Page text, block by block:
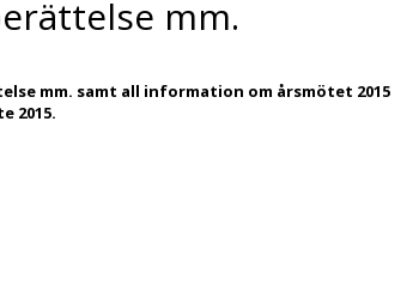
mm.
mm. samt all information om årsmötet 2015
2015.